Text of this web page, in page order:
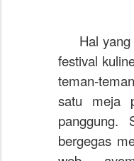
Hal
festival
teman-
satu meja
panggung.
bergegas